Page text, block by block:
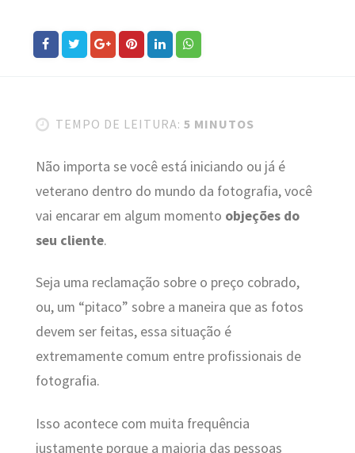
TEMPO DE LEITURA: 5 MINUTOS
Não importa se você está iniciando ou já é
veterano dentro do mundo da fotografia, você
vai encarar em algum momento objeções do
seu cliente.
Seja uma reclamação sobre o preço cobrado,
ou, um “pitaco” sobre a maneira que as fotos
devem ser feitas, essa situação é
extremamente comum entre profissionais de
fotografia.
Isso acontece com muita frequência
justamente porque a maioria das pessoas